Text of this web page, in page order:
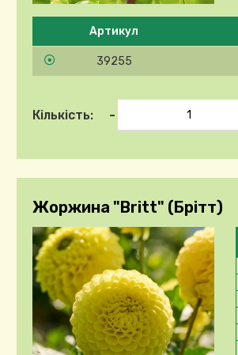
Будь ласка, виберіть продукт
Артикул
39255
Кількість: -
Жоржина "Britt" (Брітт)